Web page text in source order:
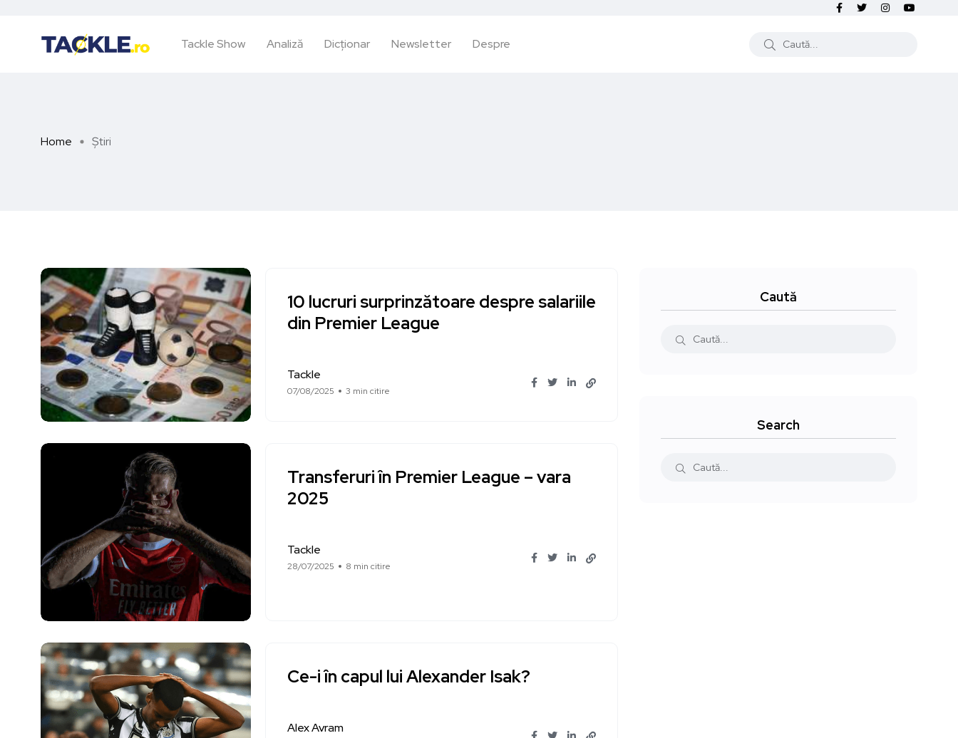
Tackle Show Analiză Dicționar Newsletter Despre
Home Știri
10 lucruri surprinzătoare despre salariile
din Premier League
Tackle
07/08/2025 3 min citire
Transferuri în Premier League – vara
2025
Tackle
28/07/2025 8 min citire
Ce-i în capul lui Alexander Isak?
Alex Avram
Caută
Search